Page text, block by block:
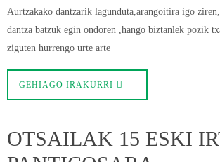
Aurtzakako dantzarik lagunduta,arangoitira igo
dantza batzuk egin ondoren ,hango biztanlek pozik
ziguten hurrengo urte arte
GEHIAGO IRAKURRI
OTSAILAK 15 ESKI